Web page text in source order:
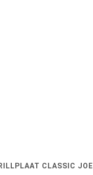
CLASSIC JOE